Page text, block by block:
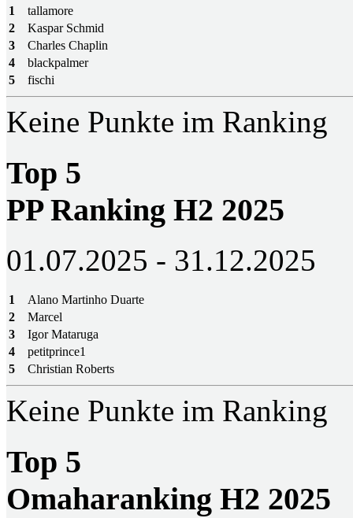
1
tallamore
2
Kaspar Schmid
3
Charles Chaplin
4
blackpalmer
5
fischi
Keine Punkte im Ranking
Top 5
PP Ranking H2 2025
01.07.2025 - 31.12.2025
1
Alano Martinho Duarte
2
Marcel
3
Igor Mataruga
4
petitprince1
5
Christian Roberts
Keine Punkte im Ranking
Top 5
Omaharanking H2 2025